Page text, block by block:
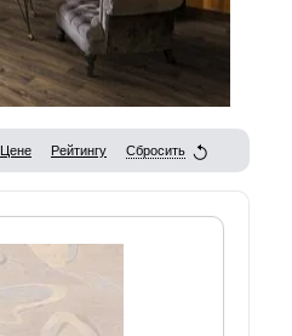
Цене Рейтингу Сбросить